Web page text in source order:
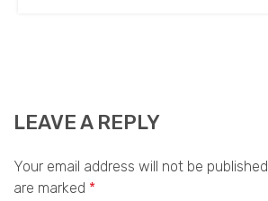
LEAVE A REPLY
Your email address will not be published.
are marked *